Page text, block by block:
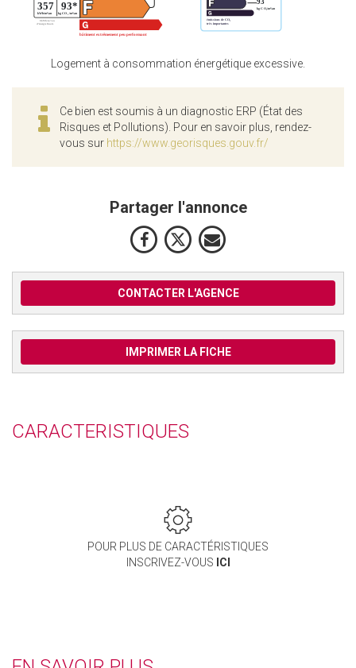
Logement à consommation énergétique excessive.
Ce bien est soumis à un diagnostic ERP (État des
Risques et Pollutions). Pour en savoir plus, rendez-
vous sur https://www.georisques.gouv.fr/
Partager l'annonce
CONTACTER L'AGENCE
IMPRIMER LA FICHE
CARACTERISTIQUES
POUR PLUS DE CARACTÉRISTIQUES
INSCRIVEZ-VOUS ICI